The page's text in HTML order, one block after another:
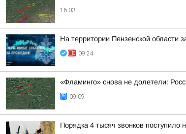
16:03
На территории Пензенской области
09:24
«Фламинго» снова не долетели:
09:09
Порядка 4 тысяч звонков поступило